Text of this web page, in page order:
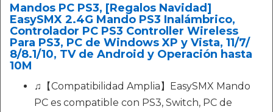
Mandos PC PS3, [Regalos Navidad]
EasySMX 2.4G Mando PS3 Inalámbrico,
Controlador PC PS3 Controller Wireless
Para PS3, PC de Windows XP y Vista, 11/7/
8/8.1/10, TV de Android y Operación hasta
10M
♫【Compatibilidad Amplia】EasySMX Mando
PC es compatible con PS3, Switch, PC de